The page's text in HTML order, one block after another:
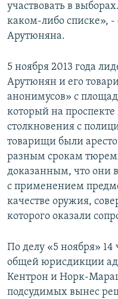
участвовать в
каком-либо списке»,
Арутюняна.
5 ноября 2013 года
Арутюнян и его
анонимусов» с
который на
столкновения с
товарищи были
разным срокам
доказанным, что они
с применением
качестве оружия,
которого оказали
По делу «5 ноября»
общей юрисдикции
Кентрон и Норк-
подсудимых вынес